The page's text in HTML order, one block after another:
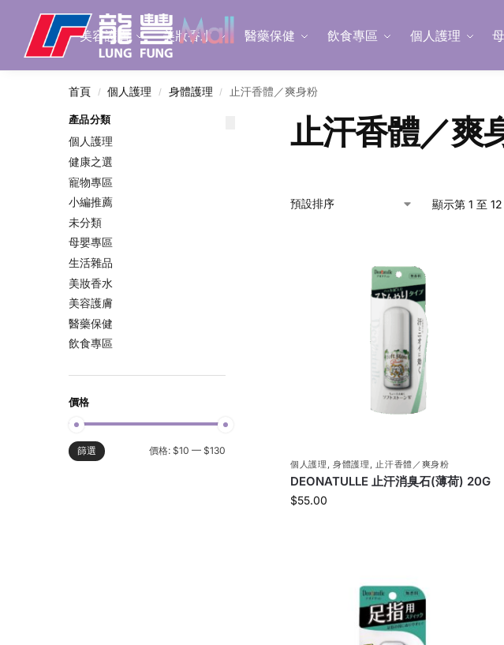
美容護膚 美妝香水 醫藥保健 飲食專區 個人護理
Search
首頁 / 個人護理 / 身體護理 / 止汗香體／爽身粉
止汗香體／爽
顯示第 1 至
個人護理 ,身體護理 , 止汗香體／爽身粉
DEONATULLE 止汗消臭石(薄荷) 20G
$55.00
產品分類
個人護理
健康之選
寵物專區
小編推薦
未分類
母嬰專區
生活雜品
美妝香水
美容護膚
醫藥保健
飲食專區
價格
篩選 價格: $10 — $130